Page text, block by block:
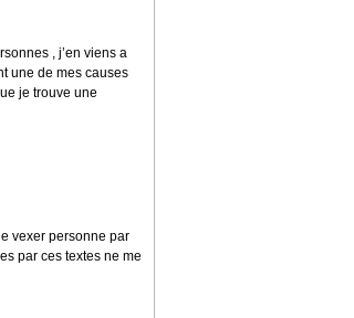
, j’en viens a
une de mes causes
je trouve une
vexer personne par
par ces textes ne me